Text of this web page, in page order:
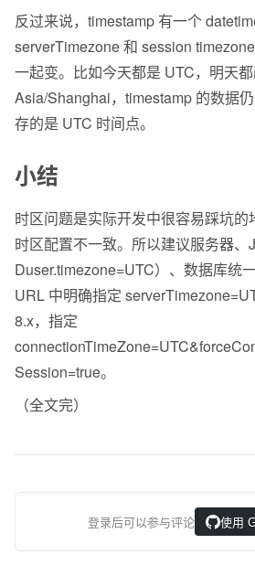
反过来说，timestamp 有一个
serverTimezone 和 session
一起变。比如今天都是 UTC，明天
Asia/Shanghai，timestamp 的数据
存的是 UTC 时间点。
小结
时区问题是实际开发中很容易踩坑
时区配置不一致。所以建议服务器、
Duser.timezone=UTC）、数据库统
URL 中明确指定
8.x，指定
Session=true。
（全文完）
登录后可以参与评论 使用